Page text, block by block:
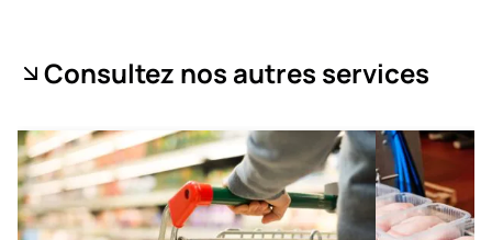
Consultez nos autres services